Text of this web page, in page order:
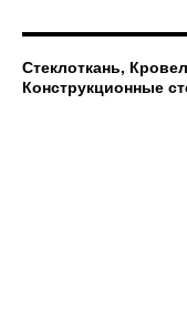
Стеклоткань,
Конструкционные